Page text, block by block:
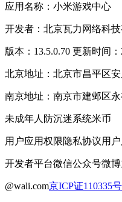
应用名称：小米游戏中心
开发者：北京瓦力网络科
版本：13.5.0.70 更新时间：
北京地址：北京市昌平区
南京地址：南京市建邺区
未成年人防沉迷系统米币
用户应用权限隐私协议用
开发者平台微信公众号微
@wali.com京ICP证110335号